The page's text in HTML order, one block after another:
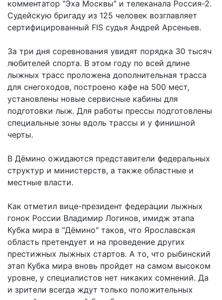
комментатор "Эха Москвы" и телеканала Россия-2.
Судейскую бригаду из 125 человек возглавляет
сертифицированный FIS судья Андрей Арсеньев.
За три дня соревнования увидят порядка 30 тысяч
любителей спорта. В этом году по всей длине
лыжных трасс проложена дополнительная трасса
для снегоходов, построено кафе на 500 мест,
установлены новые сервисные кабины для
подготовки лыж. Для работы прессы подготовлены
специальные зоны вдоль трассы и у финишной
черты.
В Дёмино ожидаются представители федеральных
структур и министерств, а также областные и
местные власти.
Как отметил вице-президент федерации лыжных
гонок России Владимир Логинов, имидж этапа
Кубка мира в "Дёмино" таков, что Ярославская
область претендует и на проведение других
престижных лыжных стартов. А то, что рыбинский
этап Кубка мира вновь пройдет на самом высоком
уровне, у специалистов нет никаких сомнений. Да
и зрители всегда ждут только положительных